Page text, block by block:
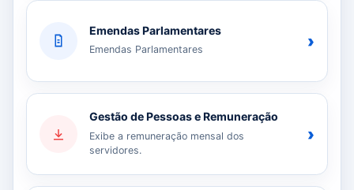
Emendas Parlamentares
Emendas Parlamentares ›
Gestão de Pessoas e Remuneração
Exibe a remuneração mensal dos
servidores.
›